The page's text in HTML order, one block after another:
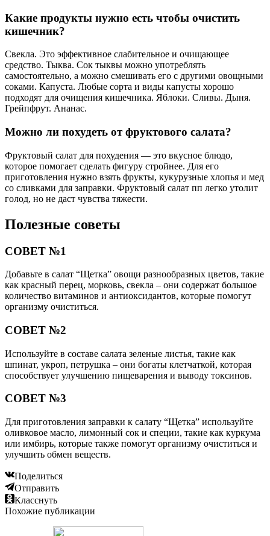
Какие продукты нужно есть чтобы очистить
кишечник?
Свекла. Это эффективное слабительное и очищающее
средство. Тыква. Сок тыквы можно употреблять
самостоятельно, а можно смешивать его с другими овощными
соками. Капуста. Любые сорта и виды капусты хорошо
подходят для очищения кишечника. Яблоки. Сливы. Дыня.
Грейпфрут. Ананас.
Можно ли похудеть от фруктового салата?
Фруктовый салат для похудения — это вкусное блюдо,
которое помогает сделать фигуру стройнее. Для его
приготовления нужно взять фрукты, кукурузные хлопья и мед
со сливками для заправки. Фруктовый салат пп легко утолит
голод, но не даст чувства тяжести.
Полезные советы
СОВЕТ №1
Добавьте в салат “Щетка” овощи разнообразных цветов, такие
как красный перец, морковь, свекла – они содержат большое
количество витаминов и антиоксидантов, которые помогут
организму очиститься.
СОВЕТ №2
Используйте в составе салата зеленые листья, такие как
шпинат, укроп, петрушка – они богаты клетчаткой, которая
способствует улучшению пищеварения и выводу токсинов.
СОВЕТ №3
Для приготовления заправки к салату “Щетка” используйте
оливковое масло, лимонный сок и специи, такие как куркума
или имбирь, которые также помогут организму очиститься и
улучшить обмен веществ.
Поделиться
Отправить
Класснуть
Похожие публикации